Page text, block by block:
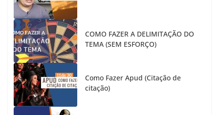
COMO FAZER A DELIMITAÇÃO DO
TEMA (SEM ESFORÇO)
Como Fazer Apud (Citação de
citação)